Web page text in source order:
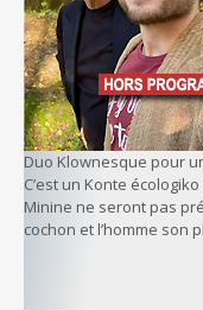
Duo Klownesque pour
C’est un Konte
Minine ne seront pas
cochon et l’homme son